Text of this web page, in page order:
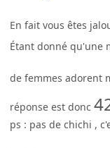
En fait vous êtes
Étant donné qu'une
de femmes adorent
réponse est donc
ps : pas de chichi ,